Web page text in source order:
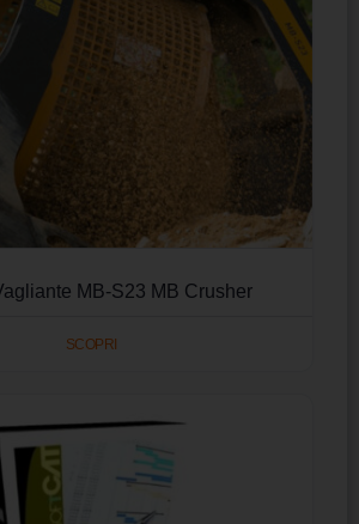
MB-S23 MB Crusher
SCOPRI